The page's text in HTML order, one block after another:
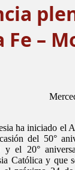
Fe –
ha iniciado el
del 50°
el 20°
Católica y que